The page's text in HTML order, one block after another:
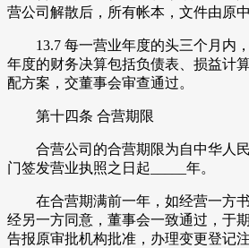
营公司解散后，所有帐本，文件由原
13.7 每一营业年度的头三个月内
年度的财务决算包括负债表、损益计
配方案，交董事会审查通过。
第十四条 合营期限
合营公司的合营期限为自中华人民
门签发营业执照之日起_____年。
在合营期满前一年，如经营一方书
经另一方同意，董事会一致通过，于
告报原审批机构批准，办理变更登记